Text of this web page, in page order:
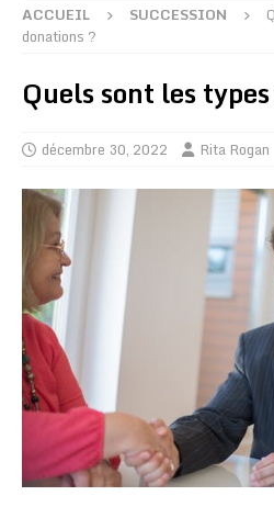
ACCUEIL SUCCESSION
donations ?
Quels sont les
décembre 30, 2022 Rita Rogan